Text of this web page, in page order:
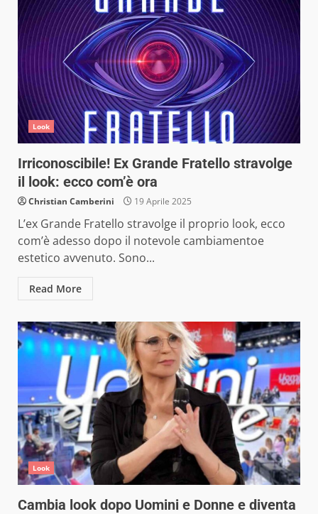
Look
Irriconoscibile! Ex Grande Fratello stravolge
il look: ecco com’è ora
Christian Camberini 19 Aprile 2025
L’ex Grande Fratello stravolge il proprio look, ecco
com’è adesso dopo il notevole cambiamentoe
estetico avvenuto. Sono...
Read More
Look
Cambia look dopo Uomini e Donne e diventa